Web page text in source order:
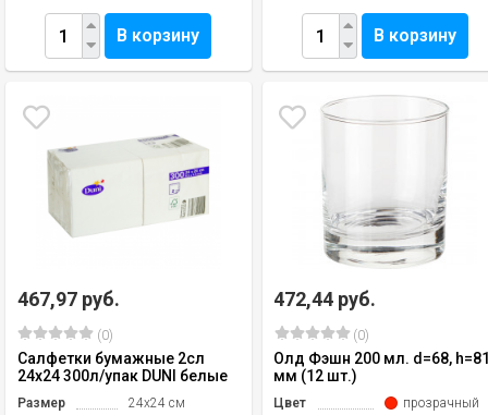
В корзину В корзину
467,97 руб.
(0)
Салфетки бумажные 2сл
24х24 300л/упак DUNI белые
Размер
24х24 см
472,44 руб.
(0)
Олд Фэшн 200 мл. d=68,
мм (12 шт.)
Цвет
прозрачный